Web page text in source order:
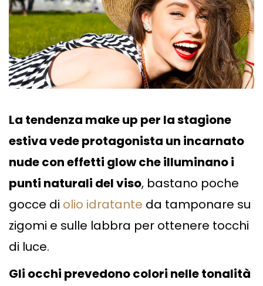
La tendenza make up per la stagione
estiva vede protagonista un incarnato
nude con effetti glow che illuminano i
punti naturali del viso, bastano poche
gocce di olio idratante da tamponare su
zigomi e sulle labbra per ottenere tocchi
di luce.
Gli occhi prevedono colori nelle tonalità